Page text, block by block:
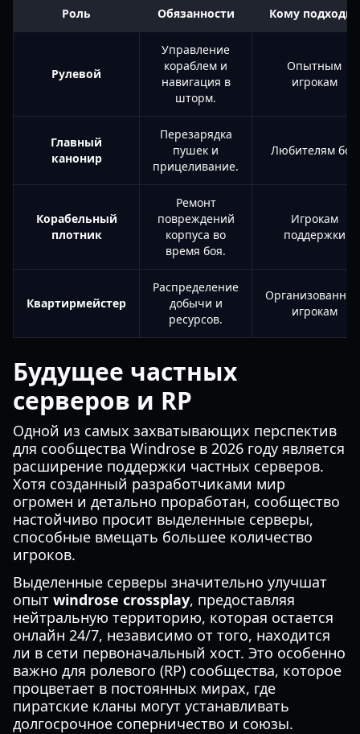
Роль Обязанности Кому подходит
Рулевой
Управление
кораблем и
навигация в
шторм.
Опытным
игрокам
Главный
канонир
Перезарядка
пушек и
прицеливание.
Любителям боя
Корабельный
плотник
Ремонт
повреждений
корпуса во
время боя.
Игрокам
поддержки
Квартирмейстер
Распределение
добычи и
ресурсов.
игрокам
Будущее частных
серверов и RP
Одной из самых захватывающих перспектив
для сообщества Windrose в 2026 году является
расширение поддержки частных серверов.
Хотя созданный разработчиками мир
огромен и детально проработан, сообщество
настойчиво просит выделенные серверы,
способные вмещать большее количество
игроков.
Выделенные серверы значительно улучшат
опыт windrose crossplay, предоставляя
нейтральную территорию, которая остается
онлайн 24/7, независимо от того, находится
ли в сети первоначальный хост. Это особенно
важно для ролевого (RP) сообщества, которое
процветает в постоянных мирах, где
пиратские кланы могут устанавливать
долгосрочное соперничество и союзы.